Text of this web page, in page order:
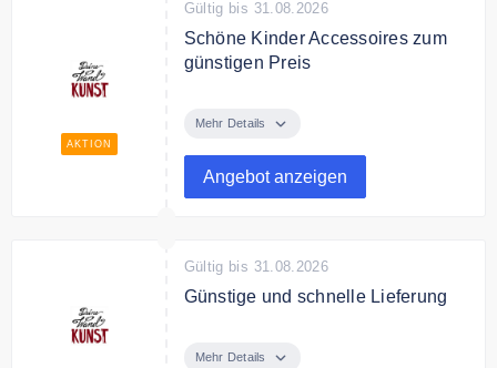
AKTION
Gültig bis 31.08.2026
Schöne Kinder Accessoires zum
günstigen Preis
schöne Kinder Accessoires zum
Mehr Details
Angebot anzeigen
Gültig bis 31.08.2026
Günstige und schnelle Lieferung
0,85€ innerhalb von 1-3 Tagen.
Mehr Details